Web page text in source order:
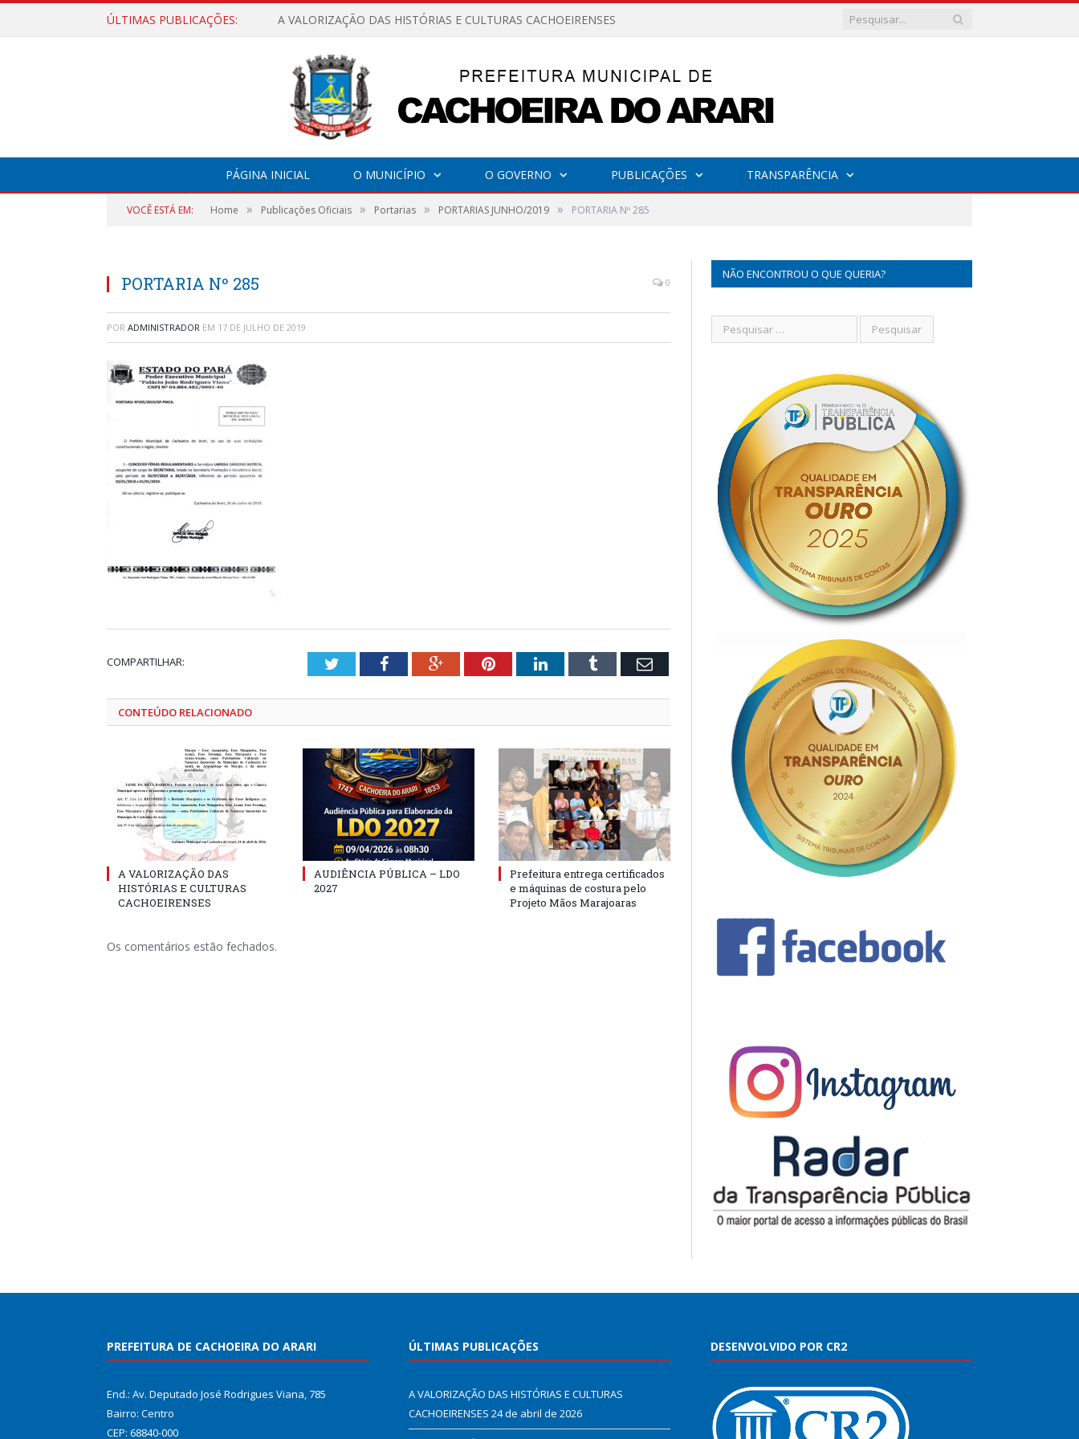
ÚLTIMAS PUBLICAÇÕES: A VALORIZAÇÃO DAS HISTÓRIAS E CULTURAS CACHOEIRENSES
PÁGINA INICIAL O MUNICÍPIO O GOVERNO PUBLICAÇÕES TRANSPARÊNCIA
VOCÊ ESTÁ EM: Home » Publicações Oficiais » Portarias » PORTARIAS JUNHO/2019 » PORTARIA Nº 285
PORTARIA Nº 285 0
POR ADMINISTRADOR EM 17 DE JULHO DE 2019
COMPARTILHAR: TwitterFacebookGoogle+PinterestLinkedInTumblr Email
CONTEÚDO RELACIONADO
A VALORIZAÇÃO DAS
HISTÓRIAS E CULTURAS
CACHOEIRENSES
AUDIÊNCIA PÚBLICA – LDO
2027
Prefeitura entrega certificados
e máquinas de costura pelo
Projeto Mãos Marajoaras
Os comentários estão fechados.
NÃO ENCONTROU O QUE QUERIA?
PREFEITURA DE CACHOEIRA DO ARARI
End.: Av. Deputado José Rodrigues Viana, 785
Bairro: Centro
CEP: 68840-000
ÚLTIMAS PUBLICAÇÕES
A VALORIZAÇÃO DAS HISTÓRIAS E CULTURAS
CACHOEIRENSES 24 de abril de 2026
DESENVOLVIDO POR CR2